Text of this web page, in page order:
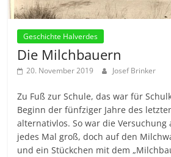
Geschichte Halverdes
Die Milchbauern
20. November 2019 Josef Brinker
Zu Fuß zur Schule, das war für
Beginn der fünfziger Jahre des
alternativlos. So war die Versuchung
jedes Mal groß, doch auf den
und ein Stückchen mit dem